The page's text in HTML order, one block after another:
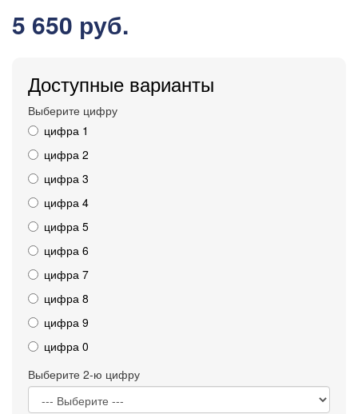
5 650 руб.
Доступные варианты
Выберите цифру
цифра 1
цифра 2
цифра 3
цифра 4
цифра 5
цифра 6
цифра 7
цифра 8
цифра 9
цифра 0
Выберите 2-ю цифру